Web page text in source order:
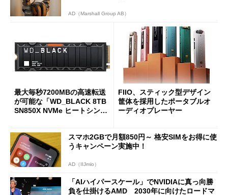
AD（Marshall Group AB）
最大毎秒7200MBの高速転送
が可能な「WD_BLACK 8TB
SN850X NVMe ヒートシンク
FIIO、スティック型デザイン
筐体を採用したポータブルオ
ーディオプレーヤー
スマホ2GBで月額850円～ 格安SIMをお得に使
うキャンペーン実施中！
AD（IIJmio）
「AIハイパースケール」でNVIDIAに真っ向勝
負を仕掛けるAMD 2030年に向けたロードマ